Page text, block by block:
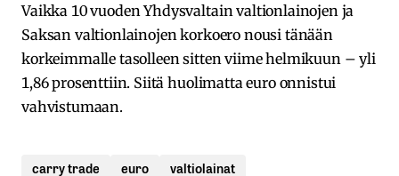
Vaikka 10 vuoden Yhdysvaltain valtionlainojen ja
Saksan valtionlainojen korkoero nousi tänään
korkeimmalle tasolleen sitten viime helmikuun – yli
1,86 prosenttiin. Siitä huolimatta euro onnistui
vahvistumaan.
carry trade euro valtiolainat